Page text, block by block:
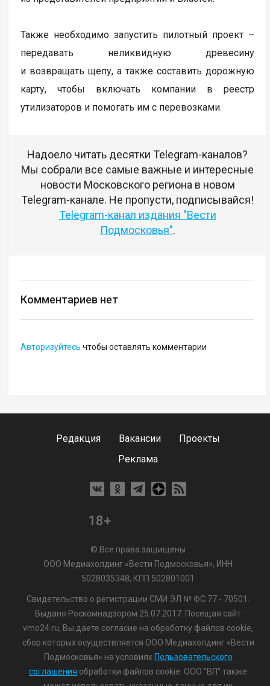
Также необходимо запустить пилотный проект –
передавать неликвидную древесину
и возвращать щепу, а также составить дорожную
карту, чтобы включать компании в реестр
утилизаторов и помогать им с перевозками.
Надоело читать десятки Telegram-каналов?
Мы собрали все самые важные и интересные
новости Московского региона в новом
Telegram-канале. Не пропусти, подписывайся!
Telegram-канал издания "Вести
Подмосковья".
Комментариев нет
Авторизуйтесь чтобы оставлять комментарии
Редакция Вакансии
Проекты
Реклама
18+
© Все права защищены
ООО Медиахолдинг «Вести Подмосковья», ИНН
5028035348; КПП 502801001
Свидетельство о регистрации СМИ ЭЛ № ФС 77 - 70501.
Выдано Роскомнадзором 25.07.2017. Посещая сайт
vmo24.ru, Вы даете согласие на обработку файлов cookie,
сбор которых осуществляется ООО Медиахолдинг «Вести
Подмосковья» на условиях Пользовательского
соглашения обработки файлов cookie. ООО "ВП" также